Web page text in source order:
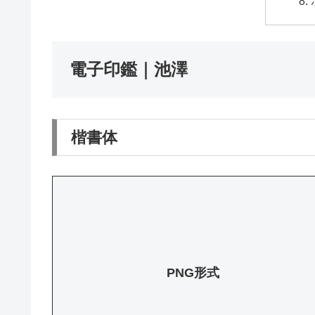
電子印鑑｜池澤
楷書体
PNG形式